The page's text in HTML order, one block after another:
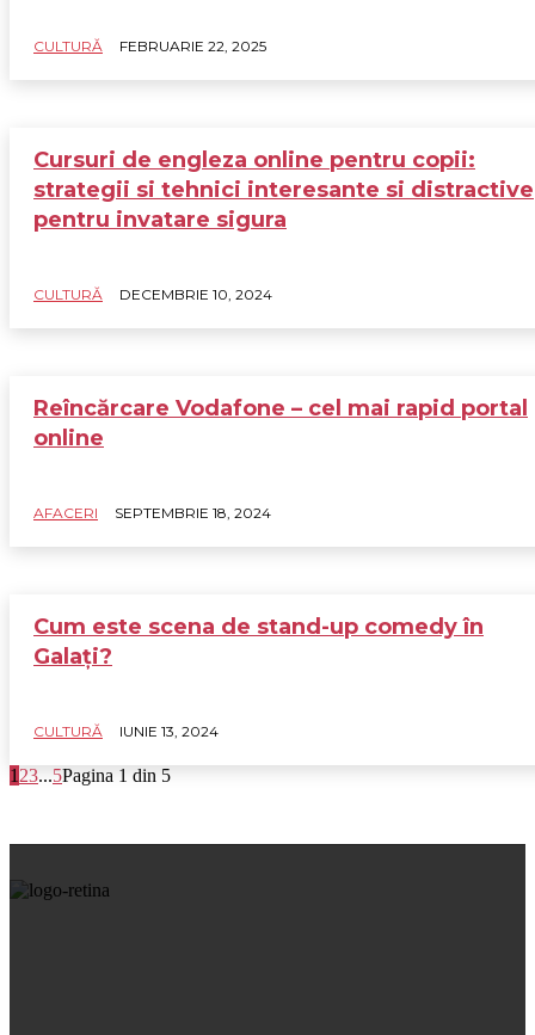
CULTURĂ FEBRUARIE 22, 2025
Cursuri de engleza online pentru copii:
strategii si tehnici interesante si distractive
pentru invatare sigura
CULTURĂ DECEMBRIE 10, 2024
Reîncărcare Vodafone – cel mai rapid portal
online
AFACERI SEPTEMBRIE 18, 2024
Cum este scena de stand-up comedy în
Galați?
CULTURĂ IUNIE 13, 2024
1 23...5Pagina 1 din 5